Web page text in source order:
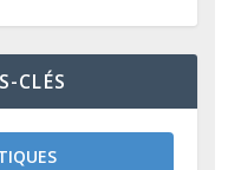
CLÉS